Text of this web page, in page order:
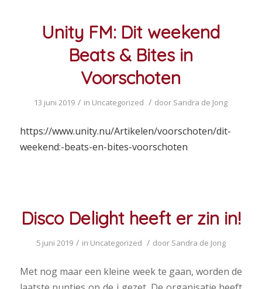
Unity FM: Dit weekend
Beats & Bites in
Voorschoten
13 juni 2019 / in Uncategorized / door Sandra de Jong
https://www.unity.nu/Artikelen/voorschoten/dit-
weekend:-beats-en-bites-voorschoten
Disco Delight heeft er zin in!
5 juni 2019 / in Uncategorized / door Sandra de Jong
Met nog maar een kleine week te gaan, worden de